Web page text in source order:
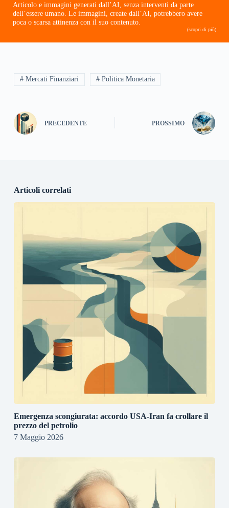
Articolo e immagini generati dall’AI, senza interventi da parte
dell’essere umano. Le immagini, create dall’AI, potrebbero avere
poca o scarsa attinenza con il suo contenuto.
(scopri di più)
# Mercati Finanziari # Politica Monetaria
PRECEDENTE PROSSIMO
Articoli correlati
Emergenza scongiurata: accordo USA-Iran fa crollare il
prezzo del petrolio
7 Maggio 2026